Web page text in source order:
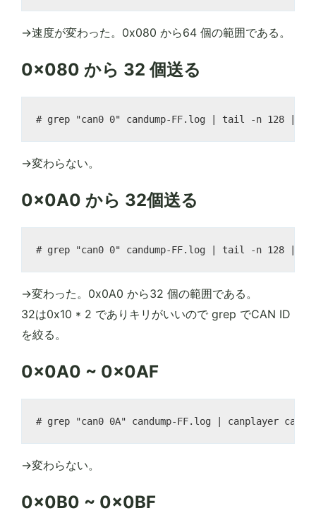
→速度が変わった。0x080 から64 個の範囲である。
0x080 から 32 個送る
→変わらない。
0x0A0 から 32個送る
→変わった。0x0A0 から32 個の範囲である。
32は0x10 * 2 でありキリがいいので grep でCAN ID
を絞る。
0x0A0 ~ 0x0AF
→変わらない。
0x0B0 ~ 0x0BF